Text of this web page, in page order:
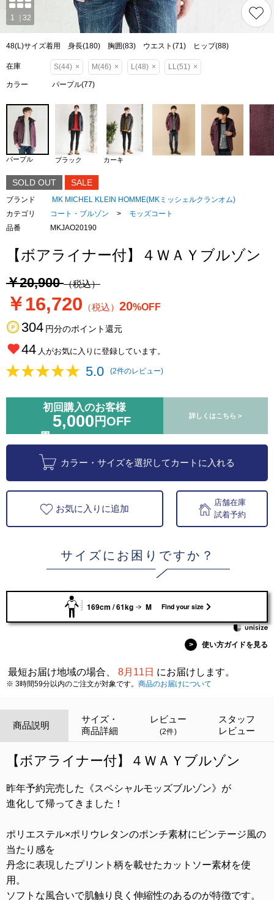
48(L)サイズ着用 身長(180) 胸囲(83) ウエスト(71) ヒップ(88)
在庫 S(44) × M(46) × L(48) × LL(51) ×
カラー パープル(77)
パープル ブラック カーキ
SOLD OUT SALE
ブランド
MK MICHEL KLEIN HOMME(MKミッシェルクランオム)
カテゴリ
コート・ブルゾン >
モッズコート
品番
MKJAO20190
【ボアライナー付】４ＷＡＹブルゾン
￥20,900（税込）
￥16,720 （税込） 20%OFF
304 円分のポイント還元
44 人がお気に入りに登録しています。
5.0 (2件のレビュー)
初回購入のお客様
5,000 円OFF 詳しくはこちら >
カラー・サイズを選択してカートに入れる
お気に入りに追加
店舗在庫
試着予約
サイズにお困りですか？
169cm / 61kg M Find your size
> 使い方ガイドを見る
最短お届け地域の場合、 8月11日 にお届けします。
※ 3時間59分以内のご注文が対象です。 商品のお届けについて
商品説明
サイズ・
商品詳細
レビュー
(2件)
スタッフ
レビュー
【ボアライナー付】４ＷＡＹブルゾン
昨年予約完売した《スペシャルモッズブルゾン》が
進化して帰ってきました！
ポリエステル×ポリウレタンのポンチ素材にビンテージ風の
当たり感を
丹念に表現したプリント柄を載せたカットソー素材を使
用。
ソフトな風合いで肌触り良く伸縮性のあるのが特徴です。